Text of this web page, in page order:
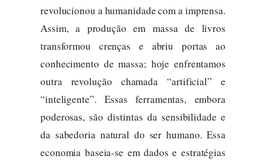
revolucionou a humanidade com a imprensa.
Assim, a produção em massa de livros
transformou crenças e abriu portas ao
conhecimento de massa; hoje enfrentamos
outra revolução chamada “artificial” e
“inteligente”. Essas ferramentas, embora
poderosas, são distintas da sensibilidade e
da sabedoria natural do ser humano. Essa
economia baseia-se em dados e estratégias